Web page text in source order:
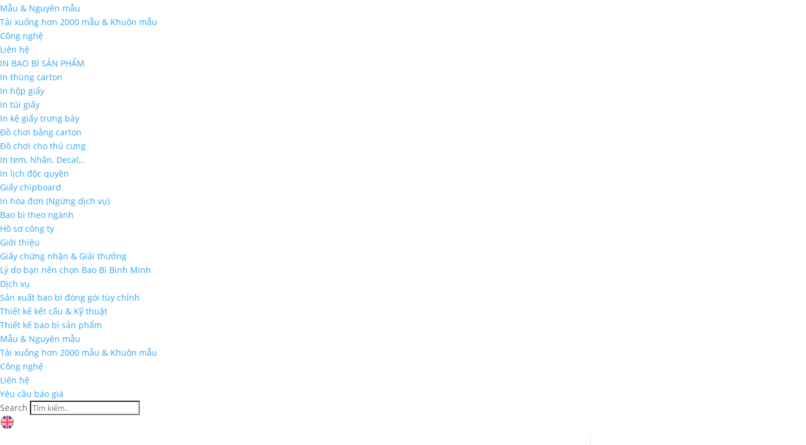
Mẫu & Nguyên mẫu
Tải xuống hơn 2000 mẫu & Khuôn mẫu
Công nghệ
Liên hệ
IN BAO BÌ SẢN PHẨM
In thùng carton
In hộp giấy
In túi giấy
In kệ giấy trưng bày
Đồ chơi bằng carton
Đồ chơi cho thú cưng
In tem, Nhãn, Decal,..
In lịch độc quyền
Giấy chipboard
In hóa đơn (Ngừng dịch vụ)
Bao bì theo ngành
Hồ sơ công ty
Giới thiệu
Giấy chứng nhận & Giải thưởng
Lý do bạn nên chọn Bao Bì Bình Minh
Dịch vụ
Sản xuất bao bì đóng gói tùy chỉnh
Thiết kế kết cấu & Kỹ thuật
Thiết kế bao bì sản phẩm
Mẫu & Nguyên mẫu
Tải xuống hơn 2000 mẫu & Khuôn mẫu
Công nghệ
Liên hệ
Yêu cầu báo giá
Search